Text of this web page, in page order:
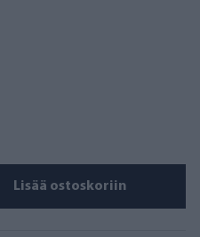
Lisää ostoskoriin